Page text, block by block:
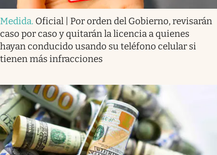
Medida. Oficial | Por orden del Gobierno, revisarán
caso por caso y quitarán la licencia a quienes
hayan conducido usando su teléfono celular si
tienen más infracciones